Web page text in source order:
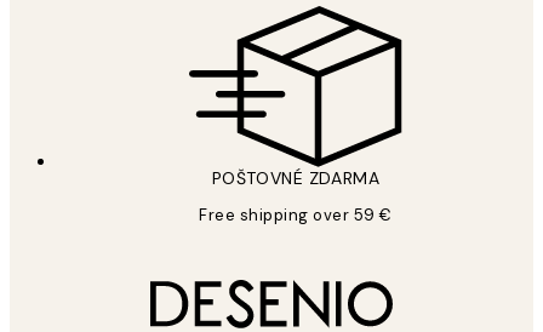
POŠTOVNÉ ZDARMA
Free shipping over 59 €